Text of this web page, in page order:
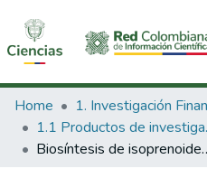
Communities & Collections
All of DSpace
Home
1.1
Biosíntesis de isoprenoides por un